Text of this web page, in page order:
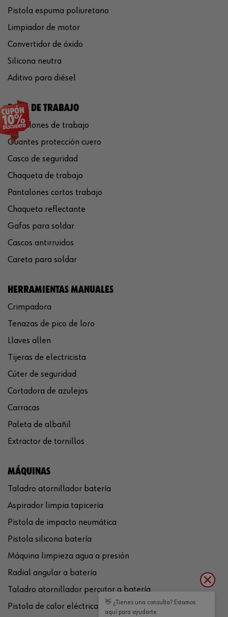
Pistola espuma poliuretano
Limpiador de motor
Convertidor de óxido
Silicona neutra
Aditivo para diésel
ROPA DE TRABAJO
Pantalones de trabajo
Guantes protección cuero
Casco de seguridad
Chaqueta de trabajo
Pantalones cortos trabajo
Chaqueta reflectante
Gafas para soldar
Cascos antirruidos
Careta para soldar
HERRAMIENTAS MANUALES
Crimpadora
Tenazas de pico de loro
Llaves allen
Tijeras de electricista
Cúter de seguridad
Cortadora de azulejos
Carracas
Paleta de albañil
Extractor de tornillos
MÁQUINAS
Taladro atornillador batería
Aspirador limpia tapicería
Pistola de impacto neumática
Pistola silicona batería
Máquina limpieza agua a presión
Radial angular a batería
Taladro atornillador percutor a batería
Pistola de calor eléctrica
👋 ¿Tienes una consulta? Estamos
aquí para ayudarte.